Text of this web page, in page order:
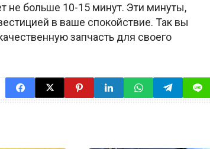
не больше 10-15 минут. Эти минуты,
в ваше спокойствие. Так вы
запчасть для своего